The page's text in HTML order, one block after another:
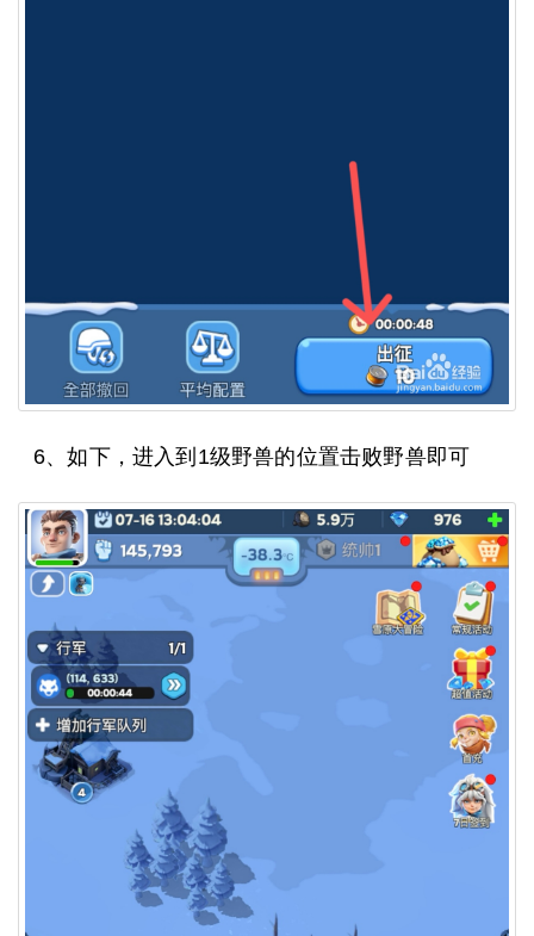
6、如下，进入到1级野兽的位置击败野兽即可